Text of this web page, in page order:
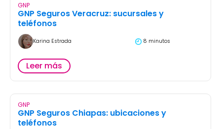
GNP
GNP Seguros Veracruz: sucursales y
teléfonos
Karina Estrada 8 minutos
Leer más
GNP
GNP Seguros Chiapas: ubicaciones y
teléfonos